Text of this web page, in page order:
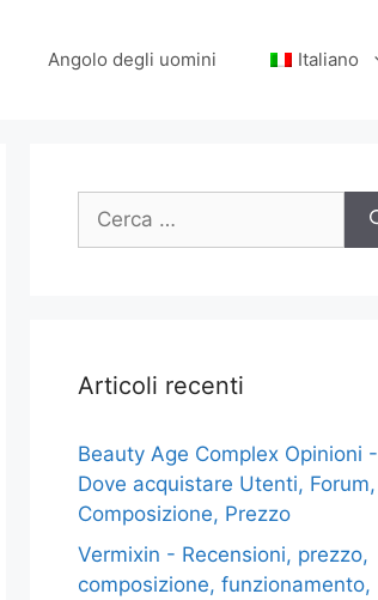
Angolo degli uomini Italiano
Ricerca
Articoli recenti
Beauty Age Сomplex Opinioni -
Dove acquistare Utenti, Forum,
Composizione, Prezzo
Vermixin - Recensioni, prezzo,
composizione, funzionamento,